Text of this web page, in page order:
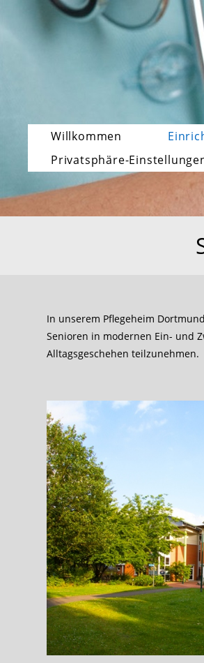
Willkommen
Privatsphäre-
In unserem Pflegeheim
Senioren in modernen Ein- und
Alltagsgeschehen teilzunehmen.